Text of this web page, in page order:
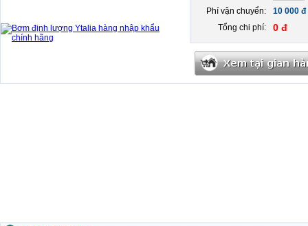
Phí vận chuyển:
10 000 đ
Tổng chi phí:
0 đ